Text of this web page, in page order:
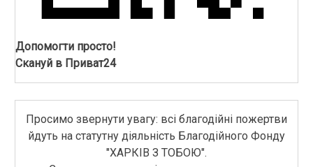
Допомогти просто!
Скануй в Приват24
Просимо звернути увагу: всі благодійні пожертви
йдуть на статутну діяльність Благодійного Фонду
"ХАРКІВ З ТОБОЮ".